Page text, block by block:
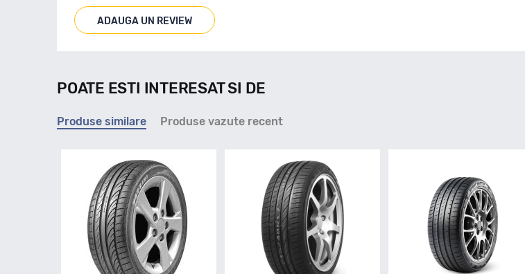
ADAUGA UN REVIEW
POATE ESTI INTERESAT SI DE
Produse similare Produse vazute recent